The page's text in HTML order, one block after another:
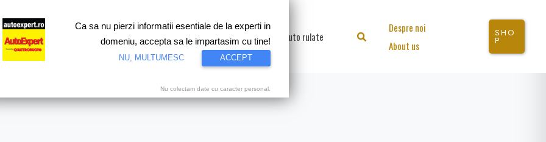
Test drive Motorsport Proiecte speciale Video Auto rulate Search
Despre noi
About us
SHO
P
Ca sa nu pierzi informatii esentiale de la experti in
domeniu, accepta sa le impartasim cu tine!
NU, MULTUMESC ACCEPT
Nu colectam date cu caracter personal.